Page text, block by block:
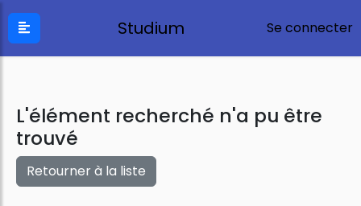
Studium Se connecter
L'élément recherché n'a pu être
trouvé
Retourner à la liste